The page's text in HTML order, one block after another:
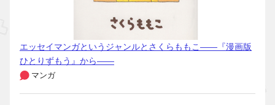
エッセイマンガというジャンルとさくらももこ――『漫画版
ひとりずもう』から――
マンガ